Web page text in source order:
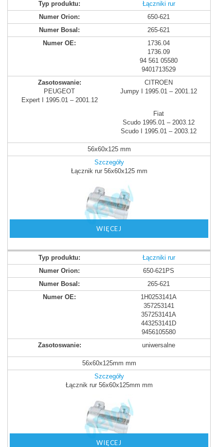
Łączniki rur
650-621
265-621
1736.04
1736.09
94 561 05580
9401713529
CITROEN
Jumpy I 1995.01 – 2001.12
PEUGEOT
Expert I 1995.01 – 2001.12
Fiat
Scudo 1995.01 – 2003.12
Scudo I 1995.01 – 2003.12
56x60x125 mm
Szczegóły
Łącznik rur 56x60x125 mm
WIĘCEJ
Łączniki rur
650-621PS
265-621
1H0253141A
357253141
357253141A
443253141D
9456105580
uniwersalne
56x60x125mm mm
Szczegóły
Łącznik rur 56x60x125mm mm
WIĘCEJ